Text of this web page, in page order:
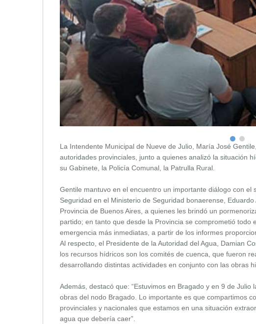
La Intendente Municipal de Nueve de Julio, María José
autoridades provinciales, junto a quienes analizó la situación
su Gabinete, la Policía Comunal, la Patrulla Rural.
Gentile mantuvo en el encuentro un importante diálogo con el
Seguridad en el Ministerio de Seguridad bonaerense,
Provincia de Buenos Aires, a quienes les brindó un
partido; en tanto que desde la Provincia se comprometió
emergencia más inmediatas, a partir de los informes
Al respecto, el Presidente de la Autoridad del Agua, Damian
los recursos hídricos son los comités de cuenca, que fueron
desarrollando distintas actividades en conjunto con las obras
Además, destacó que: “Estuvimos en Bragado y en 9 de
obras del nodo Bragado. Lo importante es que compartimos
provinciales y nacionales que estamos en una situación
agua que debería caer”.